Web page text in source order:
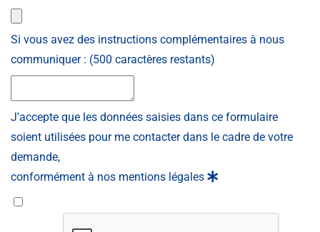
Si vous avez des instructions complémentaires à nous
communiquer : (500 caractères restants)
J'accepte que les données saisies dans ce formulaire
soient utilisées pour me contacter dans le cadre de votre
demande,
conformément à nos mentions légales